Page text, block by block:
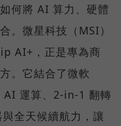
何將 AI 算力、硬體
。微星科技（MSI）
AI+，正是專為商
。它結合了微軟
運算、2-in-1 翻轉
全天候續航力，讓